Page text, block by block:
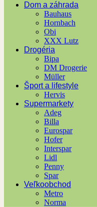
Dom a záhrada
Bauhaus
Hornbach
Obi
XXX Lutz
Drogéria
Bipa
DM Drogerie
Müller
Šport a lifestyle
Hervis
Supermarkety
Adeg
Billa
Eurospar
Hofer
Interspar
Lidl
Penny
Spar
Veľkoobchod
Metro
Norma